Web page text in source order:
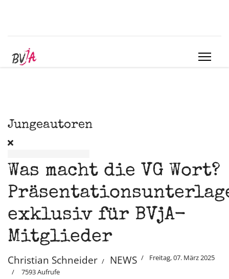
Jungeautoren
Was macht die VG Wort?
exklusiv für BVjA-
Mitglieder
Christian Schneider NEWS
Freitag, 07. März 2025
7593 Aufrufe